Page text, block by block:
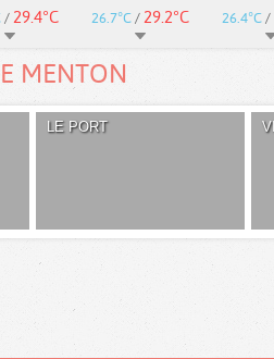
/ 29.4°C 26.7°C / 29.2°C 26.4°C /
MENTON
LE PORT